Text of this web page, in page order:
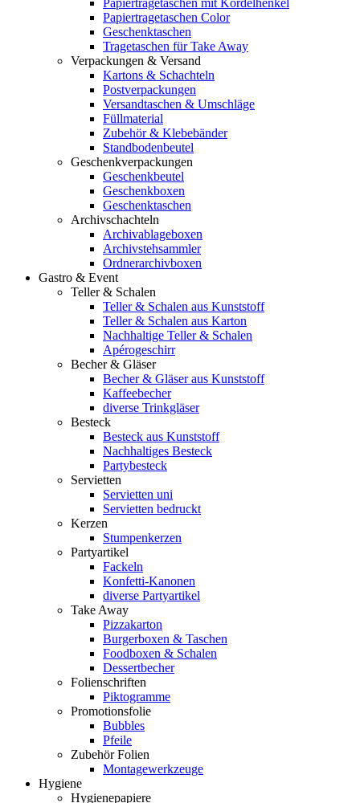
Papiertragetaschen mit Kordelhenkel
Papiertragetaschen Color
Geschenktaschen
Tragetaschen für Take Away
Verpackungen & Versand
Kartons & Schachteln
Postverpackungen
Versandtaschen & Umschläge
Füllmaterial
Zubehör & Klebebänder
Standbodenbeutel
Geschenkverpackungen
Geschenkbeutel
Geschenkboxen
Geschenktaschen
Archivschachteln
Archivablageboxen
Archivstehsammler
Ordnerarchivboxen
Gastro & Event
Teller & Schalen
Teller & Schalen aus Kunststoff
Teller & Schalen aus Karton
Nachhaltige Teller & Schalen
Apérogeschirr
Becher & Gläser
Becher & Gläser aus Kunststoff
Kaffeebecher
diverse Trinkgläser
Besteck
Besteck aus Kunststoff
Nachhaltiges Besteck
Partybesteck
Servietten
Servietten uni
Servietten bedruckt
Kerzen
Stumpenkerzen
Partyartikel
Fackeln
Konfetti-Kanonen
diverse Partyartikel
Take Away
Pizzakarton
Burgerboxen & Taschen
Foodboxen & Schalen
Dessertbecher
Folienschriften
Piktogramme
Promotionsfolie
Bubbles
Pfeile
Zubehör Folien
Montagewerkzeuge
Hygiene
Hygienepapiere